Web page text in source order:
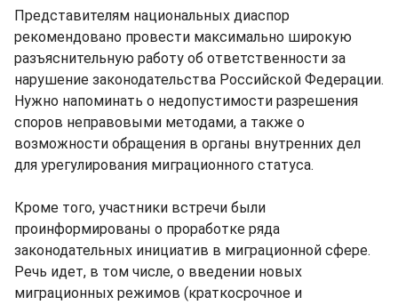
Представителям национальных диаспор
рекомендовано провести максимально широкую
разъяснительную работу об ответственности за
нарушение законодательства Российской Федерации.
Нужно напоминать о недопустимости разрешения
споров неправовыми методами, а также о
возможности обращения в органы внутренних дел
для урегулирования миграционного статуса.
Кроме того, участники встречи были
проинформированы о проработке ряда
законодательных инициатив в миграционной сфере.
Речь идет, в том числе, о введении новых
миграционных режимов (краткосрочное и